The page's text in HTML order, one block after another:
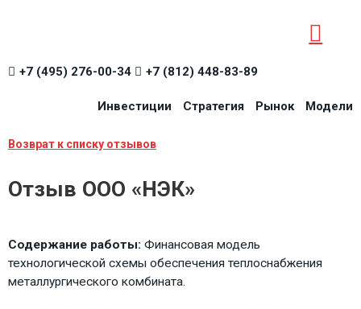
+7 (495) 276-00-34 +7 (812) 448-83-89
Инвестиции Стратегия Рынок Модели
Возврат к списку отзывов
Отзыв ООО «НЭК»
Содержание работы: Финансовая модель
технологической схемы обеспечения теплоснабжения
металлургического комбината.